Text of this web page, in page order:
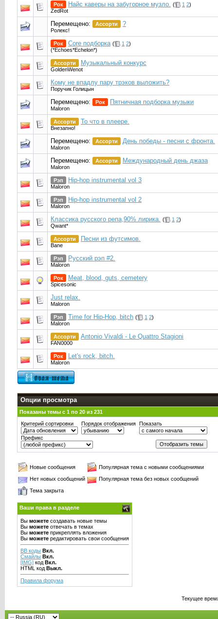
Рок Найс каверы на забугорное музло. ( 1 2)
ZedRot
Перемещено: Ассорти ?
Ролекс!
Рок Core подборка ( 1 2)
(*Echoes*Echelon*)
Ассорти Музыкальный конкурс
GoldenWenot
Кому не впадлу пару трэков выложить?
Поручик Голицын
Перемещено: Рок Пятничная подборка музыки
Maloron
Ассорти То что в плеере.
Внезапнo!
Перемещено: Ассорти День победы - песни с фронта.
Maloron
Перемещено: Ассорти Международный день джаза
Maloron
Рэп Hip-hop instrumental vol 3
Maloron
Рэп Hip-hop instrumental vol 2
Maloron
Классика русского репа,90% лирика. ( 1 2)
Qwant*
Ассорти Песни из футсимов.
Bane
Рэп Русский рэп #2.
Maloron
Рок Meat, blood, guts, cemetery
Spicesonic
Just relax.
Maloron
Рэп Time for Hip-Hop, bitch ( 1 2)
Maloron
Ассорти Antonio Vivaldi - Le Quattro Stagioni
FAN0000
Рок Let's rock, bitch.
Maloron
Опции просмотра
Показаны темы с 1 по 20 из 231
Критерий сортировки
Порядок отображения Показать
Префикс
Новые сообщения
Популярная тема с новыми сообщениями
Нет новых сообщений
Популярная тема без новых сообщений
Тема закрыта
Ваши права в разделе
Вы можетесоздавать новые темы
Вы можетеотвечать в темах
Вы можетеприкреплять вложения
Вы можетередактировать свои сообщения
BB коды Вкл.
Смайлы Вкл.
[IMG]код Вкл.
HTML код Выкл.
Правила форума
Текущее